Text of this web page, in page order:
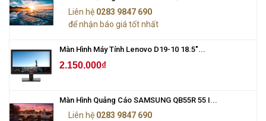
Liên hệ 0283 9847 690
để nhận báo giá tốt nhất
Màn Hình Máy Tính Lenovo D19-10 18.5"...
2.150.000₫
Màn Hình Quảng Cáo SAMSUNG QB55R 55 I...
Liên hệ 0283 9847 690